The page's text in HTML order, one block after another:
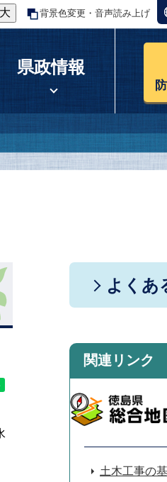
大 背景色変更・音声読み上げ
県政情報
よくあ
関連リンク
土木工事の